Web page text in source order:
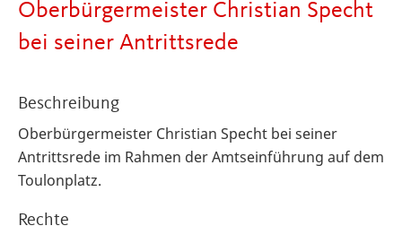
Oberbürgermeister Christian Specht
bei seiner Antrittsrede
Beschreibung
Oberbürgermeister Christian Specht bei seiner
Antrittsrede im Rahmen der Amtseinführung auf dem
Toulonplatz.
Rechte